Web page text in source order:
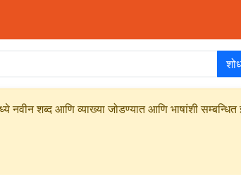
शब्द आणि व्याख्या जोडण्यात आणि भाषांशी सम्बन्धित